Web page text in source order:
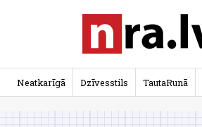
Neatkarīgā Dzīvesstils TautaRunā